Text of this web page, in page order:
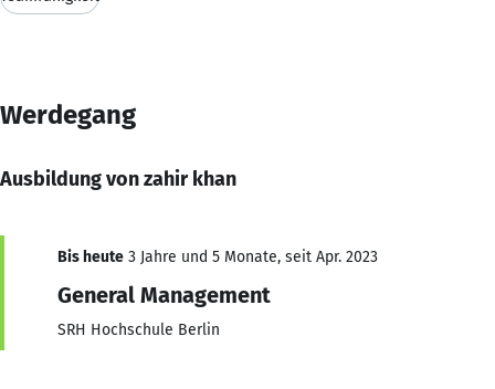
Werdegang
Ausbildung von zahir khan
Bis heute 3 Jahre und 5 Monate, seit Apr. 2023
General Management
SRH Hochschule Berlin